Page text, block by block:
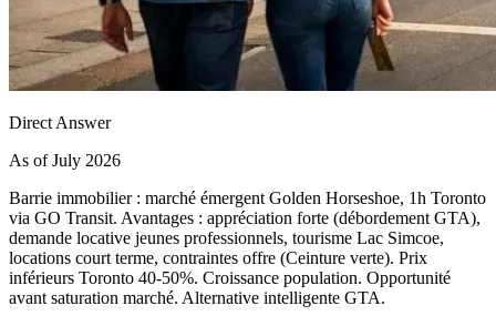
Direct Answer
As of July 2026
Barrie immobilier : marché émergent Golden Horseshoe, 1h Toronto
via GO Transit. Avantages : appréciation forte (débordement GTA),
demande locative jeunes professionnels, tourisme Lac Simcoe,
locations court terme, contraintes offre (Ceinture verte). Prix
inférieurs Toronto 40-50%. Croissance population. Opportunité
avant saturation marché. Alternative intelligente GTA.